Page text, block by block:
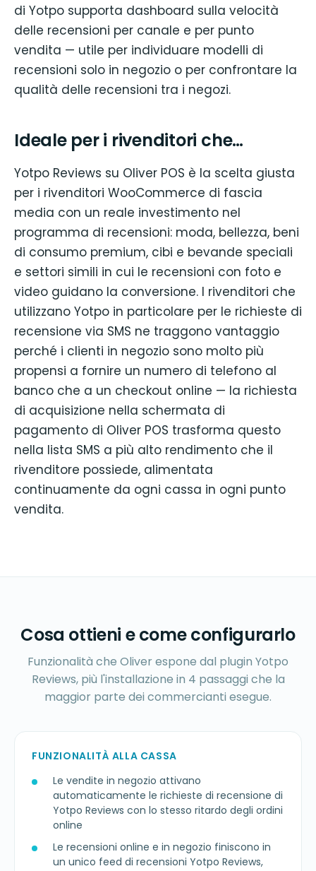
di Yotpo supporta dashboard sulla velocità
delle recensioni per canale e per punto
vendita — utile per individuare modelli di
recensioni solo in negozio o per confrontare la
qualità delle recensioni tra i negozi.
Ideale per i rivenditori che…
Yotpo Reviews su Oliver POS è la scelta giusta
per i rivenditori WooCommerce di fascia
media con un reale investimento nel
programma di recensioni: moda, bellezza, beni
di consumo premium, cibi e bevande speciali
e settori simili in cui le recensioni con foto e
video guidano la conversione. I rivenditori che
utilizzano Yotpo in particolare per le richieste di
recensione via SMS ne traggono vantaggio
perché i clienti in negozio sono molto più
propensi a fornire un numero di telefono al
banco che a un checkout online — la richiesta
di acquisizione nella schermata di
pagamento di Oliver POS trasforma questo
nella lista SMS a più alto rendimento che il
rivenditore possiede, alimentata
continuamente da ogni cassa in ogni punto
vendita.
Cosa ottieni e come configurarlo
Funzionalità che Oliver espone dal plugin Yotpo
Reviews, più l'installazione in 4 passaggi che la
maggior parte dei commercianti esegue.
FUNZIONALITÀ ALLA CASSA
Le vendite in negozio attivano
automaticamente le richieste di recensione di
Yotpo Reviews con lo stesso ritardo degli ordini
online
Le recensioni online e in negozio finiscono in
un unico feed di recensioni Yotpo Reviews,